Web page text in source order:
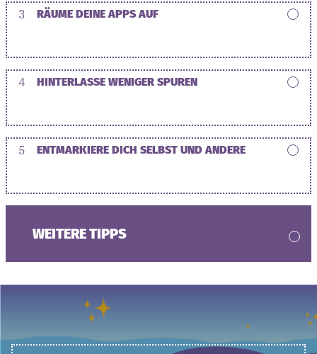
3 RÄUME DEINE APPS AUF
4 HINTERLASSE WENIGER SPUREN
5 ENTMARKIERE DICH SELBST UND ANDERE
WEITERE TIPPS